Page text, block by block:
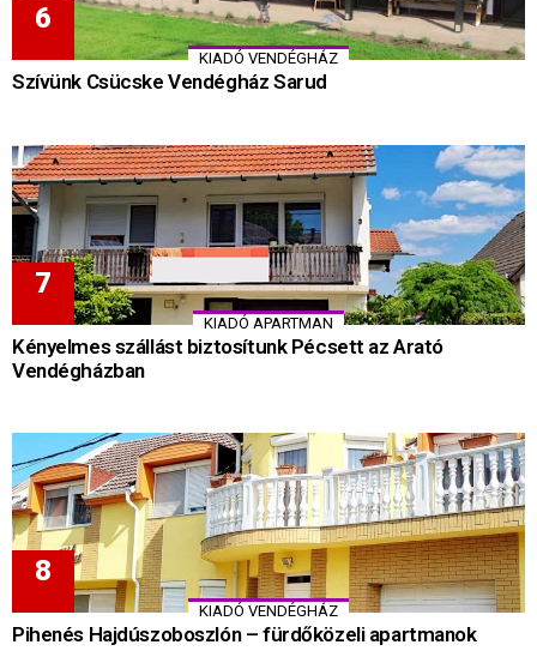
KIADÓ VENDÉGHÁZ
Szívünk Csücske Vendégház Sarud
KIADÓ APARTMAN
Kényelmes szállást biztosítunk Pécsett az Arató
Vendégházban
KIADÓ VENDÉGHÁZ
Pihenés Hajdúszoboszlón – fürdőközeli apartmanok